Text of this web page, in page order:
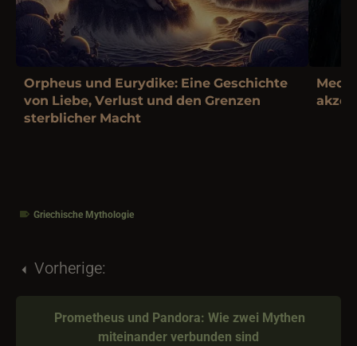
Orpheus und Eurydike: Eine Geschichte
von Liebe, Verlust und den Grenzen
sterblicher Macht
Griechische Mythologie
Vorherige:
Prometheus und Pandora: Wie zwei Mythen
miteinander verbunden sind